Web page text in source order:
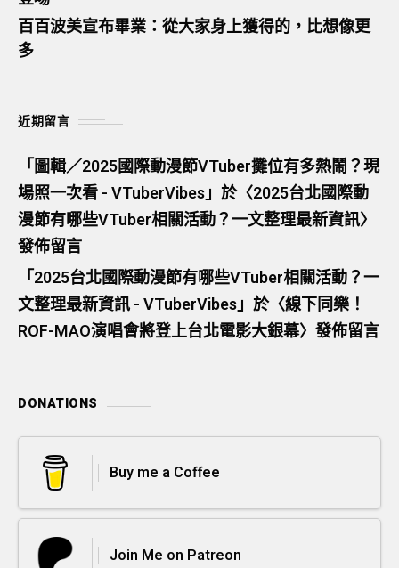
百百波美宣布畢業：從大家身上獲得的，比想像更
多
近期留言
「圖輯／2025國際動漫節VTuber攤位有多熱鬧？現
場照一次看 - VTuberVibes」於〈2025台北國際動
漫節有哪些VTuber相關活動？一文整理最新資訊〉
發佈留言
「2025台北國際動漫節有哪些VTuber相關活動？一
文整理最新資訊 - VTuberVibes」於〈線下同樂！
ROF-MAO演唱會將登上台北電影大銀幕〉發佈留言
DONATIONS
Buy me a Coffee
Join Me on Patreon